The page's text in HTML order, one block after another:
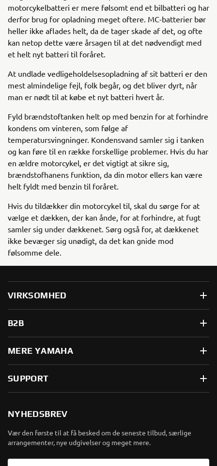
motorcykelbatteri er mere følsomt end et bilbatteri og har
derfor brug for opladning meget oftere. MC-batterier bør
heller ikke aflades helt, da de tager skade af det, og ofte
kan netop dette være årsagen til at det nødvendigt med
et helt nyt batteri til foråret.
At undlade vedligeholdelsesopladning af sit batteri er den
mest almindelige fejl, folk begår, og det bliver dyrt, når
man er nødt til at købe et nyt batteri hvert år.
Fyld brændstoftanken helt op med benzin for at forhindre
kondens om vinteren, som følge af
temperatursvingninger. Kondensvand samler sig i tanken
og kan føre til en række forskellige problemer. Hvis du har
en ældre motorcykel, er det vigtigt at sikre sig,
brændstofhanens funktion, da din motor ellers kan være
helt fyldt med benzin til foråret.
Hvis du tildækker din motorcykel til, skal du sørge for at
vælge et dækken, der kan ånde, for at forhindre, at fugt
samler sig under dækkenet. Sørg også for, at dækkenet
ikke bevæger sig unødigt, da det kan gnide mod
følsomme dele.
VIRKSOMHED
B2B
MERE YAMAHA
SUPPORT
NYHEDSBREV
Vær den første til at få besked om de seneste tilbud, særlige
arrangementer, nye udgivelser og meget mere.